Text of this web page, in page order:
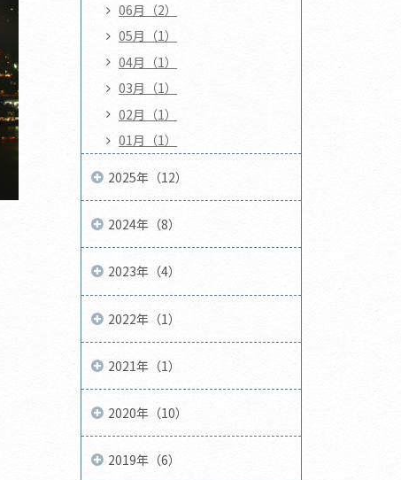
06月（2）
05月（1）
04月（1）
03月（1）
02月（1）
01月（1）
2025年（12）
2024年（8）
2023年（4）
2022年（1）
2021年（1）
2020年（10）
2019年（6）